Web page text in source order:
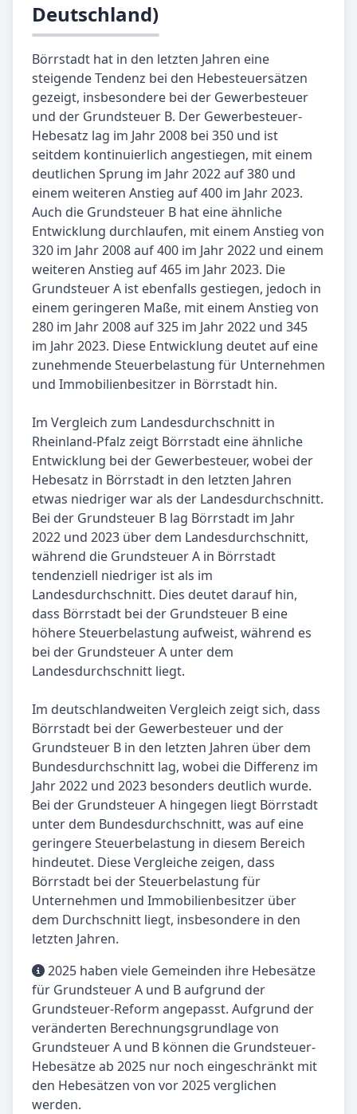
Deutschland)
Börrstadt hat in den letzten Jahren eine
steigende Tendenz bei den Hebesteuersätzen
gezeigt, insbesondere bei der Gewerbesteuer
und der Grundsteuer B. Der Gewerbesteuer-
Hebesatz lag im Jahr 2008 bei 350 und ist
seitdem kontinuierlich angestiegen, mit einem
deutlichen Sprung im Jahr 2022 auf 380 und
einem weiteren Anstieg auf 400 im Jahr 2023.
Auch die Grundsteuer B hat eine ähnliche
Entwicklung durchlaufen, mit einem Anstieg von
320 im Jahr 2008 auf 400 im Jahr 2022 und einem
weiteren Anstieg auf 465 im Jahr 2023. Die
Grundsteuer A ist ebenfalls gestiegen, jedoch in
einem geringeren Maße, mit einem Anstieg von
280 im Jahr 2008 auf 325 im Jahr 2022 und 345
im Jahr 2023. Diese Entwicklung deutet auf eine
zunehmende Steuerbelastung für Unternehmen
und Immobilienbesitzer in Börrstadt hin.
Im Vergleich zum Landesdurchschnitt in
Rheinland-Pfalz zeigt Börrstadt eine ähnliche
Entwicklung bei der Gewerbesteuer, wobei der
Hebesatz in Börrstadt in den letzten Jahren
etwas niedriger war als der Landesdurchschnitt.
Bei der Grundsteuer B lag Börrstadt im Jahr
2022 und 2023 über dem Landesdurchschnitt,
während die Grundsteuer A in Börrstadt
tendenziell niedriger ist als im
Landesdurchschnitt. Dies deutet darauf hin,
dass Börrstadt bei der Grundsteuer B eine
höhere Steuerbelastung aufweist, während es
bei der Grundsteuer A unter dem
Landesdurchschnitt liegt.
Im deutschlandweiten Vergleich zeigt sich, dass
Börrstadt bei der Gewerbesteuer und der
Grundsteuer B in den letzten Jahren über dem
Bundesdurchschnitt lag, wobei die Differenz im
Jahr 2022 und 2023 besonders deutlich wurde.
Bei der Grundsteuer A hingegen liegt Börrstadt
unter dem Bundesdurchschnitt, was auf eine
geringere Steuerbelastung in diesem Bereich
hindeutet. Diese Vergleiche zeigen, dass
Börrstadt bei der Steuerbelastung für
Unternehmen und Immobilienbesitzer über
dem Durchschnitt liegt, insbesondere in den
letzten Jahren.
2025 haben viele Gemeinden ihre Hebesätze
für Grundsteuer A und B aufgrund der
Grundsteuer-Reform angepasst. Aufgrund der
veränderten Berechnungsgrundlage von
Grundsteuer A und B können die Grundsteuer-
Hebesätze ab 2025 nur noch eingeschränkt mit
den Hebesätzen von vor 2025 verglichen
werden.